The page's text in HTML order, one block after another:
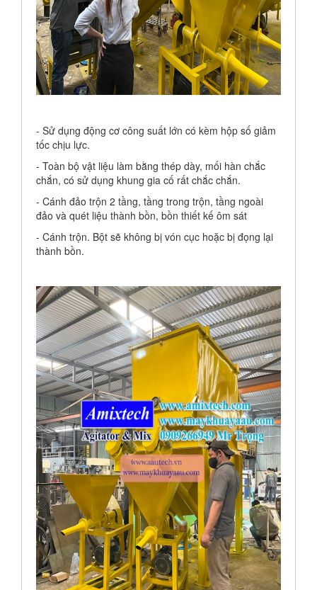
- Sử dụng động cơ công suất lớn có kèm hộp số giảm
tốc chịu lực.
- Toàn bộ vật liệu làm bằng thép dày, mối hàn chắc
chắn, có sử dụng khung gia cố rất chắc chắn.
- Cánh đảo trộn 2 tầng, tầng trong trộn, tầng ngoài
đảo và quét liệu thành bồn, bồn thiết kế ôm sát
- Cánh trộn. Bột sẽ không bị vón cục hoặc bị đọng lại
thành bồn.